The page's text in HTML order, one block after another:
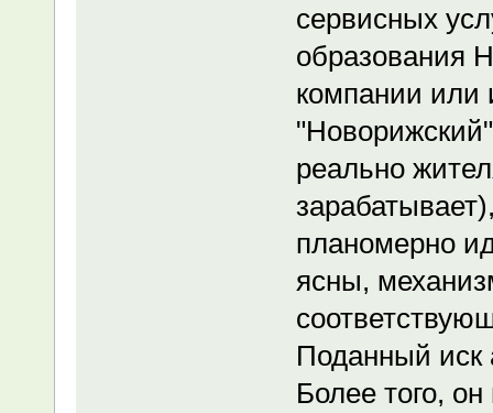
сервисных
компании или
реально
планомерно
ясны,
Поданный иск
Более того,